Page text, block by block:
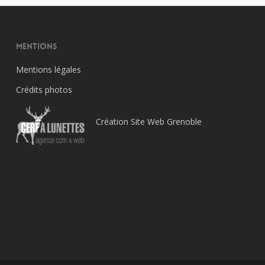
Mentions
Mentions légales
Crédits photos
Création Site Web Grenoble